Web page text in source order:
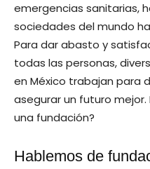
emergencias sanitarias,
sociedades del mundo
Para dar abasto y
todas las personas,
en México trabajan para
asegurar un futuro
una fundación?
Hablemos de